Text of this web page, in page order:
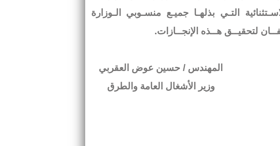
التـي بذلهـا جميـع منسـوبي الـوزارة
لتحقيــق هــذه الإنجــازات.
المهندس / حسين عوض العقربي
وزير الأشغال العامة والطرق